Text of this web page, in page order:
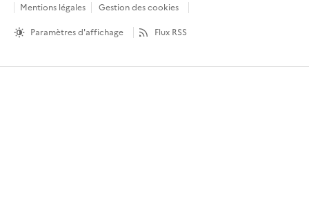
Mentions légales
Gestion des cookies
Paramètres d'affichage
Flux RSS